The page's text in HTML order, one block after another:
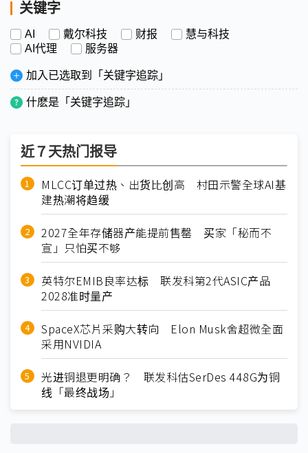
关键字
AI 戴尔科技 财报
慧与科技
AI代理
服务器
加入已选取到「关键字追踪」
什麽是「关键字追踪」
近７天热门报导
MLCC订单过热、出货比创高 村田示警全球AI基
建热潮将趋缓
2027全年存储器产能提前售罄 买家「秘而不
宣」只怕买不够
英特尔EMIB良率达标 联发科第2代ASIC产品
2028准时量产
SpaceX芯片采购大转向 Elon Musk舍超微全面
采用NVIDIA
光进铜退更明确？ 联发科估SerDes 448G为铜
线「最终战场」